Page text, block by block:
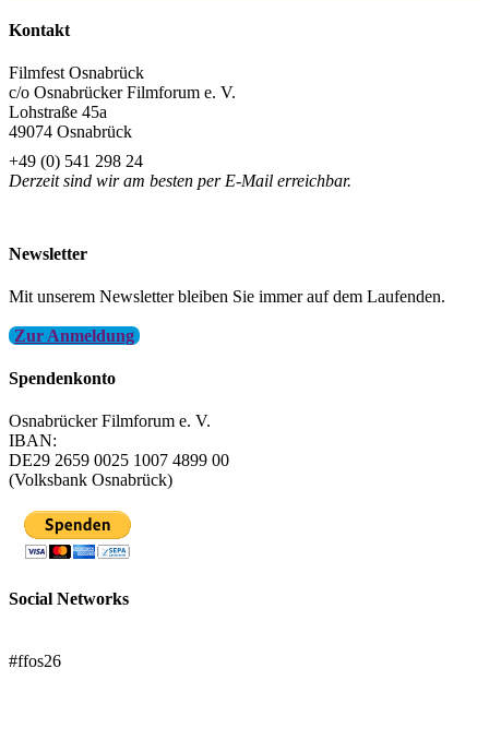
Kontakt
Filmfest Osnabrück
c/o Osnabrücker Filmforum e. V.
Lohstraße 45a
49074 Osnabrück
+49 (0) 541 298 24
Derzeit sind wir am besten per E-Mail erreichbar.
Newsletter
Mit unserem Newsletter bleiben Sie immer auf dem Laufenden.
Zur Anmeldung
Spendenkonto
Osnabrücker Filmforum e. V.
IBAN:
DE29 2659 0025 1007 4899 00
(Volksbank Osnabrück)
Social Networks
#ffos26